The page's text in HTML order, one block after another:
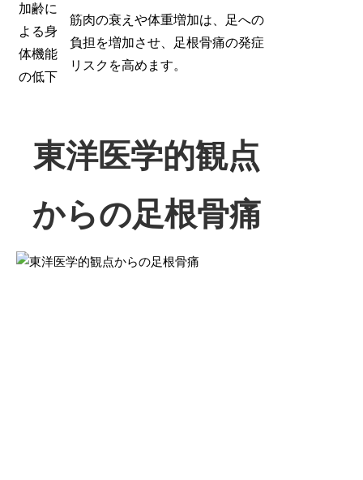
加齢に
よる身
体機能
の低下
筋肉の衰えや体重増加は、足への
負担を増加させ、足根骨痛の発症
リスクを高めます。
東洋医学的観点
からの足根骨痛